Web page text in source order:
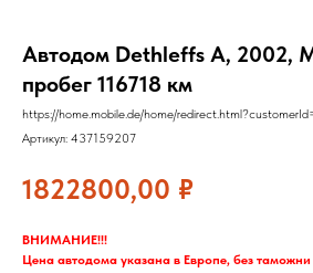
Автодом Dethleffs A, 2002,
пробег 116718 км
https://home.mobile.de/home/
Артикул: 437159207
1822800,00 ₽
ВНИМАНИЕ!!!
Цена автодома указана в Европе, без